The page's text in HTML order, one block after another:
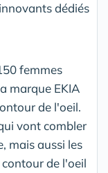
dédiés
femmes
marque EKIA
de l'oeil.
vont combler
mais aussi les
de l'oeil